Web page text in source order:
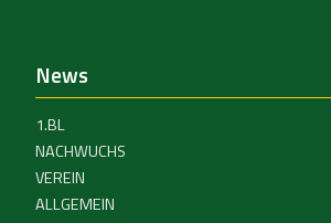
News
1.BL
NACHWUCHS
VEREIN
ALLGEMEIN